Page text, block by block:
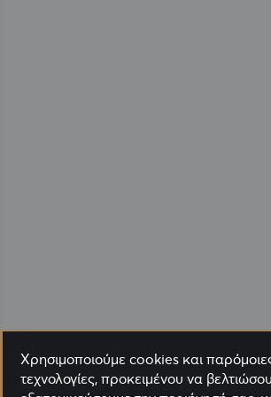
Χρησιμοποιούμε cookies και
τεχνολογίες, προκειμένου να